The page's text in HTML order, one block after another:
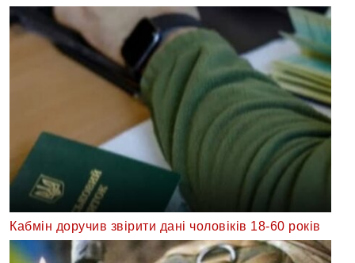
Кабмін доручив звірити дані чоловіків 18-60 років